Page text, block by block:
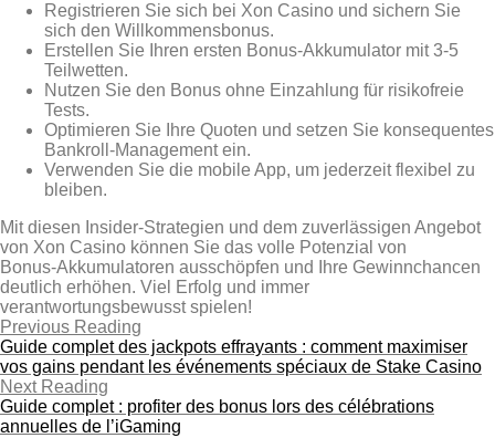
Registrieren Sie sich bei Xon Casino und sichern Sie
sich den Willkommensbonus.
Erstellen Sie Ihren ersten Bonus‑Akkumulator mit 3‑5
Teilwetten.
Nutzen Sie den Bonus ohne Einzahlung für risikofreie
Tests.
Optimieren Sie Ihre Quoten und setzen Sie konsequentes
Bankroll‑Management ein.
Verwenden Sie die mobile App, um jederzeit flexibel zu
bleiben.
Mit diesen Insider‑Strategien und dem zuverlässigen Angebot
von Xon Casino können Sie das volle Potenzial von
Bonus‑Akkumulatoren ausschöpfen und Ihre Gewinnchancen
deutlich erhöhen. Viel Erfolg und immer
verantwortungsbewusst spielen!
Previous Reading
Guide complet des jackpots effrayants : comment maximiser
vos gains pendant les événements spéciaux de Stake Casino
Next Reading
Guide complet : profiter des bonus lors des célébrations
annuelles de l’iGaming